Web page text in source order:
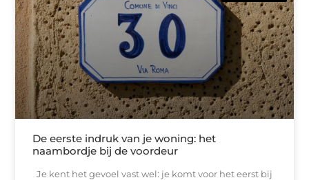
De eerste indruk van je woning: het
naambordje bij de voordeur
Je kent het gevoel vast wel: je komt voor het eerst bij